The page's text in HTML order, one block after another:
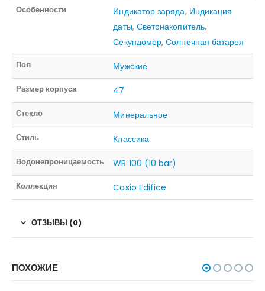
Особенности Индикатор заряда, Индикация
даты, Светонакопитель,
Секундомер,Солнечная батарея
Пол Мужские
Размер корпуса 47
Стекло Минеральное
Стиль Классика
Водонепроницаемость WR 100 (10 bar)
Коллекция Casio Edifice
ОТЗЫВЫ (0)
ПОХОЖИЕ